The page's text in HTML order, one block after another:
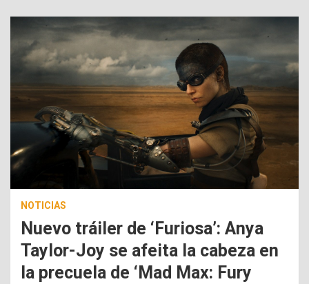
NOTICIAS
Nuevo tráiler de ‘Furiosa’: Anya
Taylor-Joy se afeita la cabeza en
la precuela de ‘Mad Max: Fury